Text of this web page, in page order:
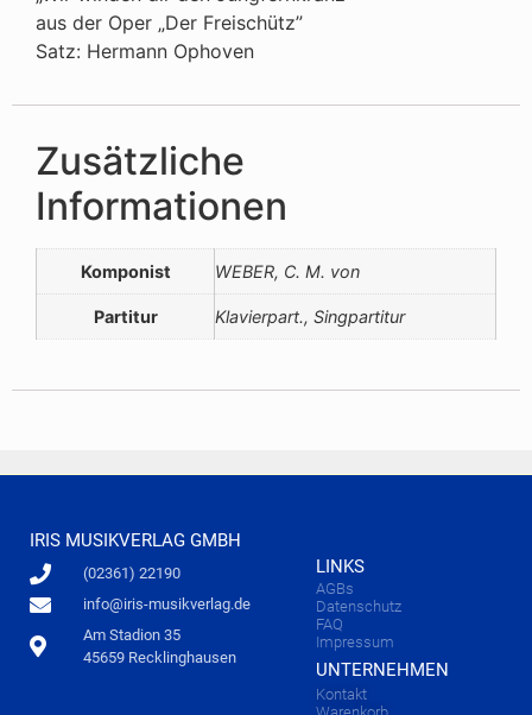
aus der Oper „Der Freischütz”
Satz: Hermann Ophoven
Zusätzliche
Informationen
Komponist WEBER, C. M. von
Partitur Klavierpart., Singpartitur
IRIS MUSIKVERLAG GMBH
(02361) 22190
info@iris-musikverlag.de
Am Stadion 35
45659 Recklinghausen
LINKS
AGBs
Datenschutz
FAQ
Impressum
UNTERNEHMEN
Kontakt